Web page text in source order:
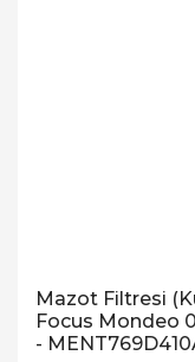
Mazot Filtresi
Focus Mondeo
-